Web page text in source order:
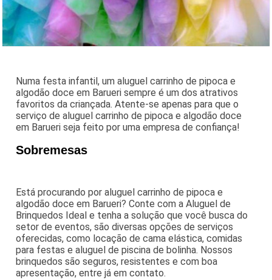
Numa festa infantil, um aluguel carrinho de pipoca e
algodão doce em Barueri sempre é um dos atrativos
favoritos da criançada. Atente-se apenas para que o
serviço de aluguel carrinho de pipoca e algodão doce
em Barueri seja feito por uma empresa de confiança!
Sobremesas
Está procurando por aluguel carrinho de pipoca e
algodão doce em Barueri? Conte com a Aluguel de
Brinquedos Ideal e tenha a solução que você busca do
setor de eventos, são diversas opções de serviços
oferecidas, como locação de cama elástica, comidas
para festas e aluguel de piscina de bolinha. Nossos
brinquedos são seguros, resistentes e com boa
apresentação, entre já em contato.